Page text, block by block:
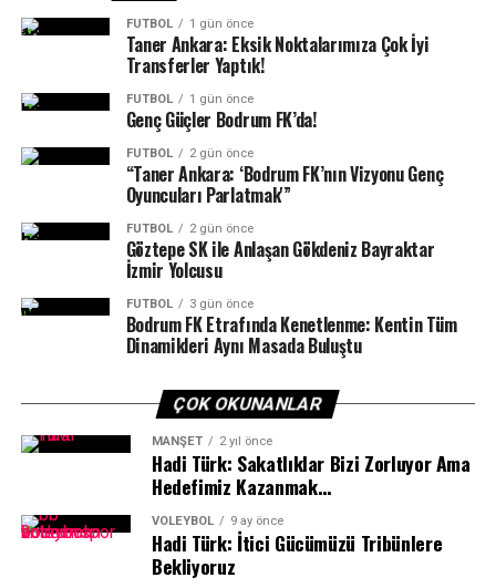
Sportre Dergisi’nin düzenlediği ödül töreni gecesine;
Bodrum Kaymakamı Ali Sırmalı, Bodrum Belediye
Başkanı Tamer Mandalinci, Gençlik Spor Bodrum İlçe
Müdürü Oktay Dumruk, Milli Eğitim Bodrum İlçe Müdürü
Aslan Korkmaz, Muğla Büyükşehir Belediyesi Gençlik ve
Spor Daire Başkanı Mustafa Özpoyraz, AK Parti Bodrum
İlçe Başkanı Seha Ergene, MHP İlçe Başkanı Engin
Galipoğlu, Bodrum Belediyesi meclis üyeleri, sponsorlar,
siyaset ve iş dünyası temsilcileri ve spor dünyasının
önde gelen isimleri katıldı.
FUTBOL 1 gün önce
Taner Ankara: Eksik Noktalarımıza Çok İyi
Transferler Yaptık!
FUTBOL 1 gün önce
Genç Güçler Bodrum FK’da!
FUTBOL 2 gün önce
“Taner Ankara: ‘Bodrum FK’nın Vizyonu Genç
Oyuncuları Parlatmak'”
FUTBOL 2 gün önce
Göztepe SK ile Anlaşan Gökdeniz Bayraktar
İzmir Yolcusu
FUTBOL 3 gün önce
Bodrum FK Etrafında Kenetlenme: Kentin Tüm
Dinamikleri Aynı Masada Buluştu
ÇOK OKUNANLAR
MANŞET 2 yıl önce
Hadi Türk: Sakatlıklar Bizi Zorluyor Ama
Hedefimiz Kazanmak…
VOLEYBOL 9 ay önce
Hadi Türk: İtici Gücümüzü Tribünlere
Bekliyoruz